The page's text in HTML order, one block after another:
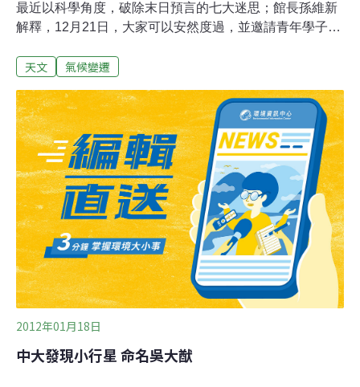
最近以科學角度，破除末日預言的七大迷思；館長孫維新
解釋，12月21日，大家可以安然度過，並邀請青年學子參
賽，優秀作品將有機會21日當晚，投射在科博館《浩劫與
底有哪七項迷思呢？以下跟著天文學家孫維新的說明，一
同來解密：1221末日？ 只是編劇選擇的 馬雅曆法所要表
達的，是這部5000年的馬雅曆法，的確會在2012年結束一
個舊紀元，並開始一個新紀元。就像桌上的日曆，翻到12
月31日，下一頁就是新一年的第一天，並不會有世界終結
的問題。科博館曾邀請墨西哥馬雅文化專家嘉林多博士
（Dr. Jesús Galindo Trejo）來台演講，他表示，5000年
的曆法會在2012這年告一段落，會落在哪一天，則是由其
中的一個變數決定。而全世界盛傳的12
天文 氣候變遷
2012年01月18日
中大發現小行星 命名吳大猷